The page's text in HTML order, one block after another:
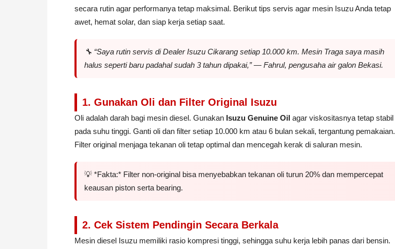
secara rutin agar performanya tetap maksimal. Berikut tips servis agar mesin Isuzu Anda tetap
awet, hemat solar, dan siap kerja setiap saat.
🔧 “Saya rutin servis diDealer Isuzu Cikarang setiap 10.000 km. Mesin Traga saya masih
halus seperti baru padahal sudah 3 tahun dipakai,” — Fahrul, pengusaha air galon Bekasi.
1. Gunakan Oli dan Filter Original Isuzu
Oli adalah darah bagi mesin diesel. Gunakan Isuzu Genuine Oil agar viskositasnya tetap stabil
pada suhu tinggi. Ganti oli dan filter setiap 10.000 km atau 6 bulan sekali, tergantung pemakaian.
Filter original menjaga tekanan oli tetap optimal dan mencegah kerak di saluran mesin.
💡 *Fakta:* Filter non-original bisa menyebabkan tekanan oli turun 20% dan mempercepat
keausan piston serta bearing.
2. Cek Sistem Pendingin Secara Berkala
Mesin diesel Isuzu memiliki rasio kompresi tinggi, sehingga suhu kerja lebih panas dari bensin.